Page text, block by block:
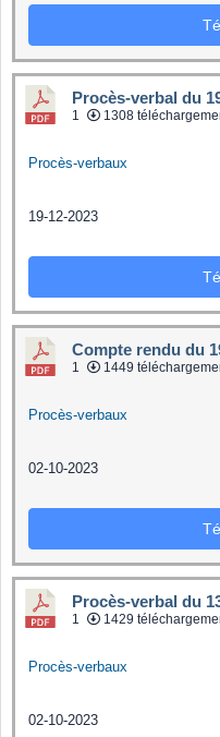
Procès-verbal du
1 1308
Procès-verbaux
19-12-2023
Compte rendu du
1 1449
Procès-verbaux
02-10-2023
Procès-verbal du
1 1429
Procès-verbaux
02-10-2023